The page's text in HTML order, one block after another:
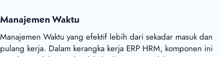
Manajemen Waktu
Manajemen Waktu yang efektif lebih dari sekadar masuk dan
pulang kerja. Dalam kerangka kerja ERP HRM, komponen ini